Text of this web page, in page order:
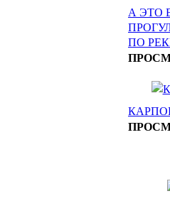
А ЭТО
ПО